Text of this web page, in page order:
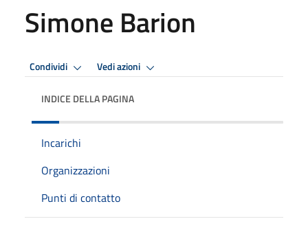
Simone Barion
Condividi Vedi azioni
INDICE DELLA PAGINA
Incarichi
Organizzazioni
Punti di contatto